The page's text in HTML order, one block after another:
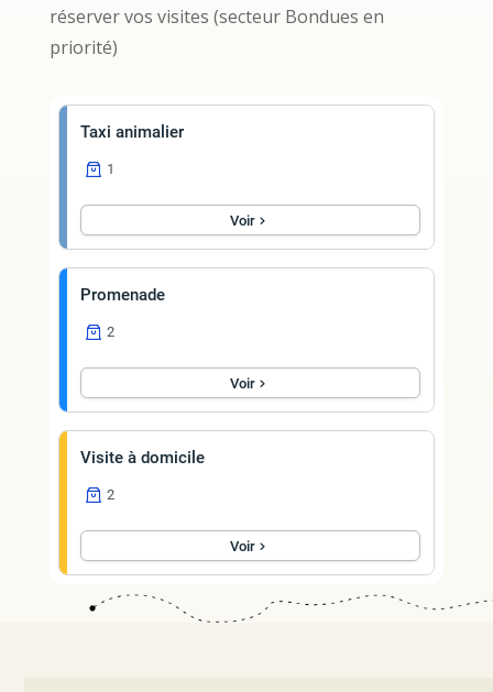
réserver vos visites (secteur Bondues en
priorité)
Taxi animalier
1
Voir
Promenade
2
Voir
Visite à domicile
2
Voir